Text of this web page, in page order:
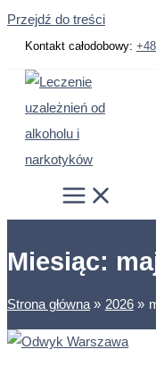
Przejdź do treści
Kontakt całodobowy:
Miesiąc:
Strona główna 2026